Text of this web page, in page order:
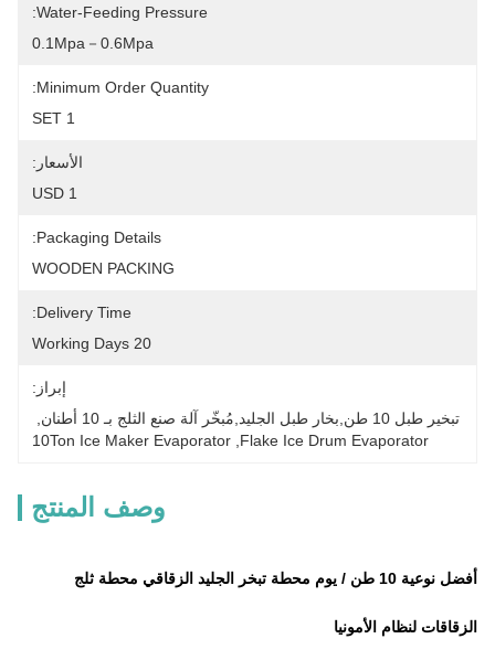
Water-Feeding Pressure:
0.1Mpa－0.6Mpa
Minimum Order Quantity:
1 SET
الأسعار:
1 USD
Packaging Details:
WOODEN PACKING
Delivery Time:
20 Working Days
إبراز:
تبخير طبل 10 طن,بخار طبل الجليد,مُبخّر آلة صنع الثلج بـ 10 أطنان
Flake Ice Drum Evaporator
10Ton Ice Maker Evaporator
وصف المنتج
أفضل نوعية 10 طن / يوم محطة تبخر الجليد الزقاقي محطة ثلج
الزقاقات لنظام الأمونيا